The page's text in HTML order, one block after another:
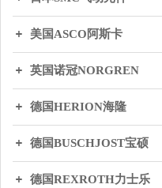
美国ASCO阿斯卡
英国诺冠NORGREN
德国HERION海隆
德国BUSCHJOST宝硕
德国REXROTH力士乐